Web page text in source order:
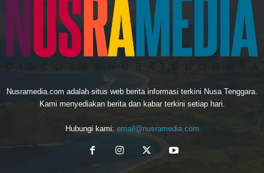
Nusramedia.com adalah situs web berita informasi terkini Nusa Tenggara.
Kami menyediakan berita dan kabar terkini setiap hari.
Hubungi kami: email@nusramedia.com